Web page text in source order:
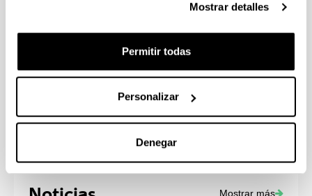
Mostrar detalles
Permitir todas
Personalizar
Denegar
Mostrar más